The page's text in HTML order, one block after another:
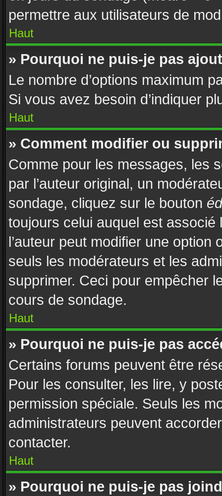
permettre aux utilisateurs de
Haut
» Pourquoi ne puis-je pas
Le nombre d’options maximum
Si vous avez besoin d’indiquer
Haut
» Comment modifier ou
Comme pour les messages, les
par l’auteur original, un
sondage, cliquez sur le bouton
toujours celui auquel est associé
l’auteur peut modifier une
seuls les modérateurs et les
supprimer. Ceci pour empêcher
cours de sondage.
Haut
» Pourquoi ne puis-je pas
Certains forums peuvent être
Pour les consulter, les lire, y
permission spéciale. Seuls les
administrateurs peuvent
contacter.
Haut
» Pourquoi ne puis-je pas